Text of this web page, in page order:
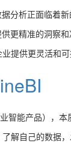
分析正面临着
更精准的洞察
提供更灵活和
智能产品），
解自己的数据